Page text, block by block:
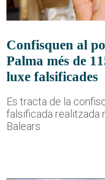
Confisquen al
Palma més de
luxe falsificades
Es tracta de la
falsificada realitzada
Balears